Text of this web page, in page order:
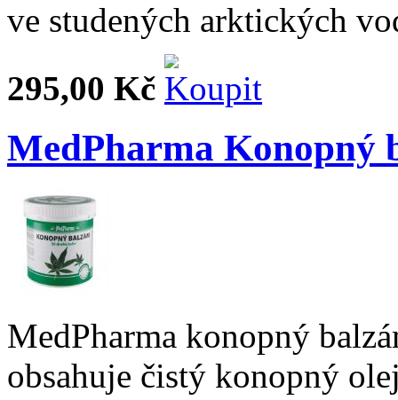
ve studených arktických
295,00 Kč
MedPharma Konopný
MedPharma konopný
obsahuje čistý konopný